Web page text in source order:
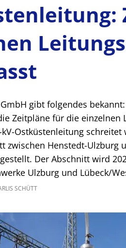
GmbH gibt folgendes
Zeitpläne für die
kV-Ostküstenleitung
zwischen Henstedt-Ulzburg
Der Abschnitt wird
Ulzburg und Lübeck/
SCHÜTT